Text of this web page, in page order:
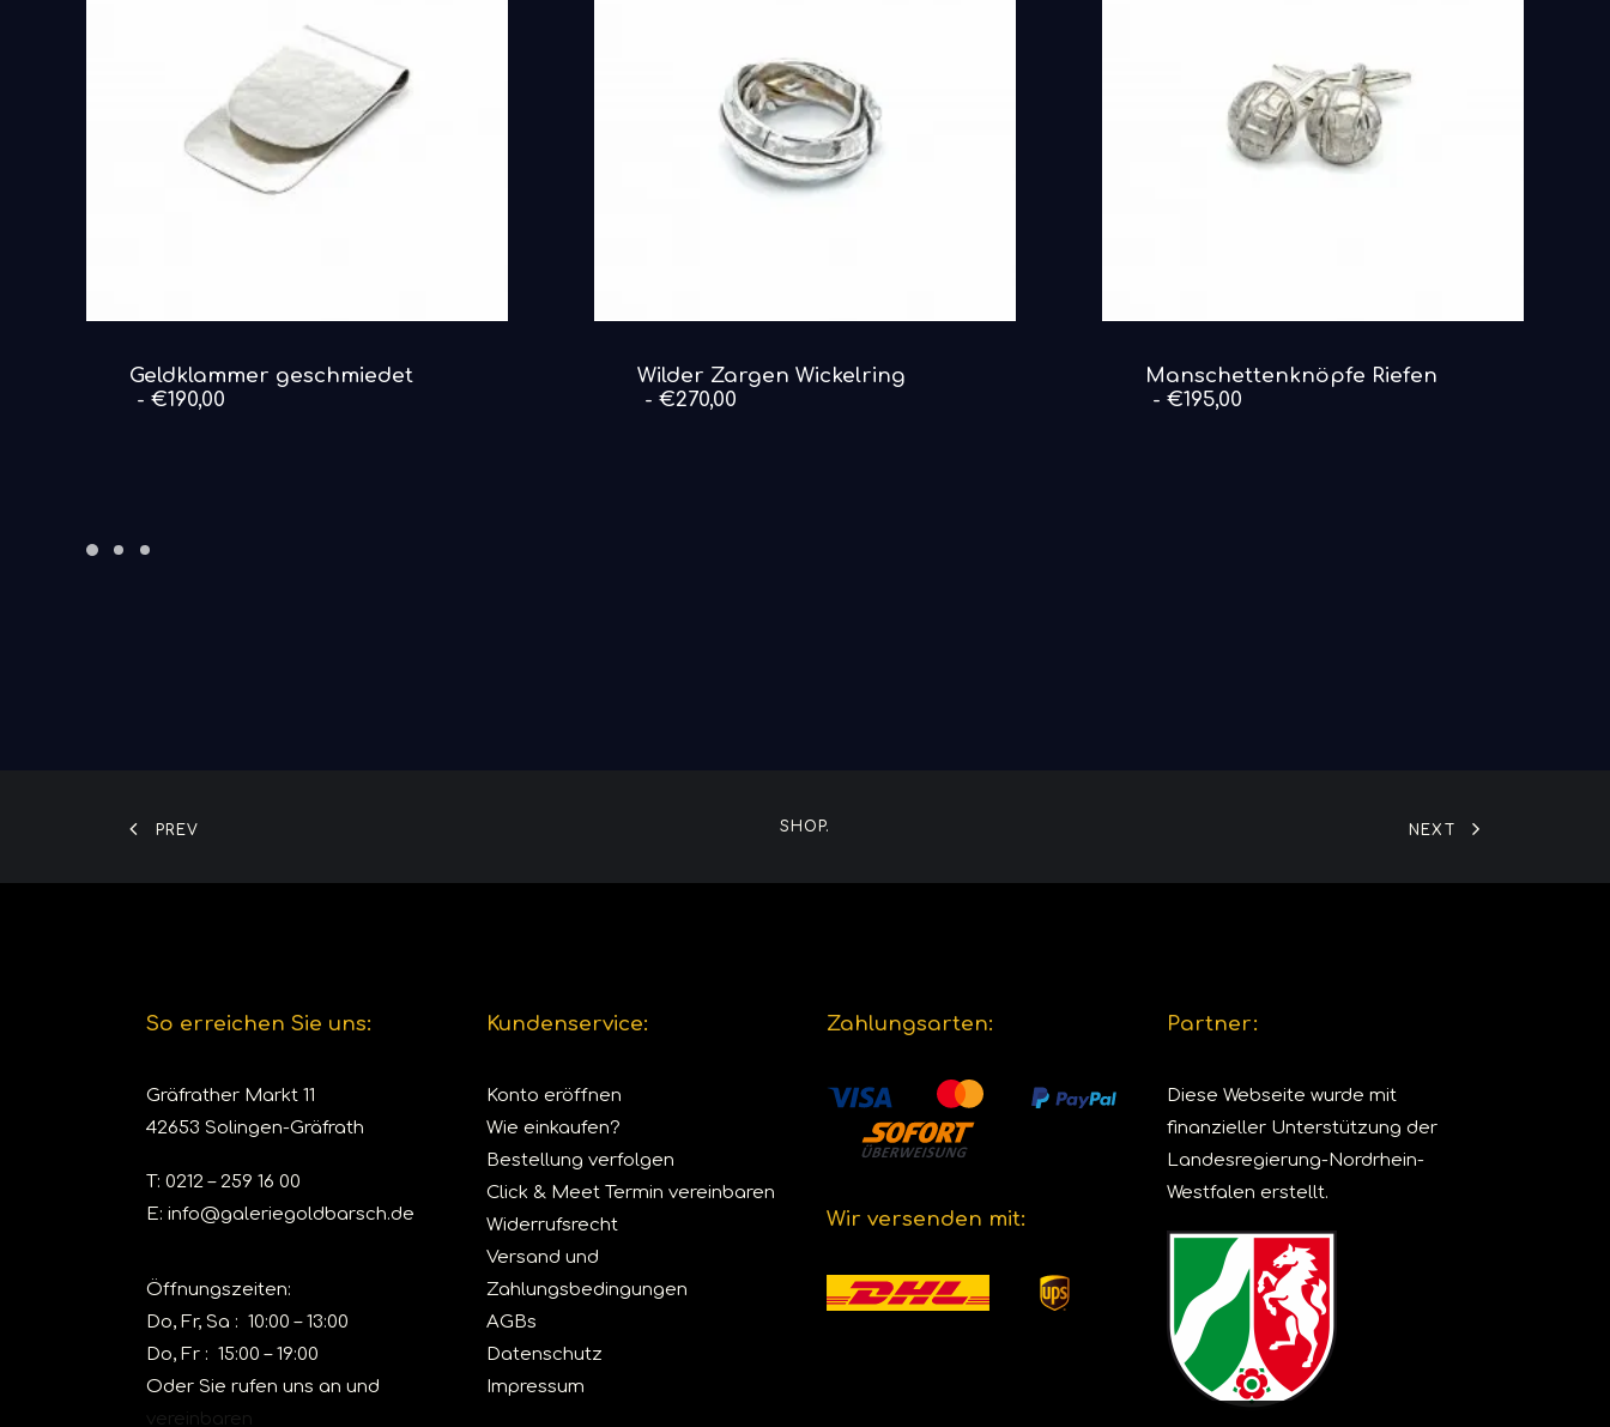
DETAILS ANSEHEN
Geldklammer geschmiedet
€190,00
DETAILS ANSEHEN
Wilder Zargen Wickelring
€270,00
DETAILS ANSEHEN
Manschettenknöpfe Riefen
€195,00
PREV SHOP. NEXT
So erreichen Sie uns:
Gräfrather Markt 11
42653 Solingen-Gräfrath
T: 0212 – 259 16 00
E: info@galeriegoldbarsch.de
Öffnungszeiten:
Do, Fr, Sa : 10:00 – 13:00
Do, Fr : 15:00 – 19:00
Oder Sie rufen uns an und
vereinbaren
Kundenservice:
Konto eröffnen
Wie einkaufen?
Bestellung verfolgen
Click & Meet Termin vereinbaren
Widerrufsrecht
Versand und
Zahlungsbedingungen
AGBs
Datenschutz
Impressum
Zahlungsarten:
Wir versenden mit:
Partner:
Diese Webseite wurde mit
finanzieller Unterstützung der
Landesregierung-Nordrhein-
Westfalen erstellt.